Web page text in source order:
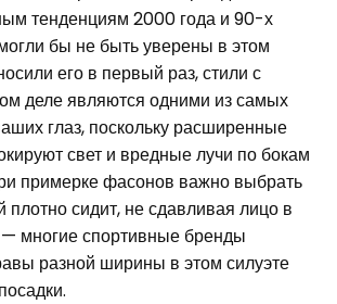
тенденциям 2000 года и 90-х
бы не быть уверены в этом
его в первый раз, стили с
деле являются одними из самых
глаз, поскольку расширенные
свет и вредные лучи по бокам
примерке фасонов важно выбрать
плотно сидит, не сдавливая лицо в
— многие спортивные бренды
разной ширины в этом силуэте